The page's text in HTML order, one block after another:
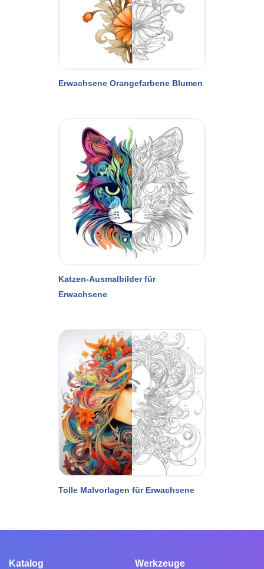
Erwachsene Orangefarbene Blumen
Katzen-Ausmalbilder für
Erwachsene
Tolle Malvorlagen für Erwachsene
Katalog Werkzeuge